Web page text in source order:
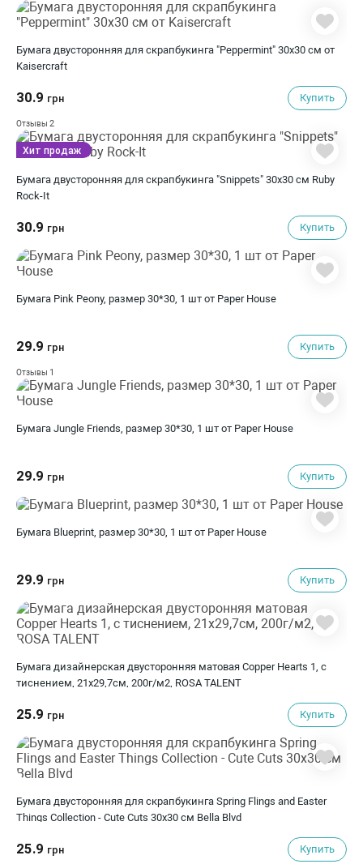
Бумага двусторонняя для скрапбукинга "Peppermint" 30х30 см от
Kaisercraft
30.9 грн Купить
Отзывы 2
Бумага двусторонняя для скрапбукинга "Snippets" 30х30 см Ruby
Rock-It
30.9 грн Купить
Хит продаж
Бумага Pink Peony, размер 30*30, 1 шт от Paper House
29.9 грн Купить
Отзывы 1
Бумага Jungle Friends, размер 30*30, 1 шт от Paper House
29.9 грн Купить
Бумага Blueprint, размер 30*30, 1 шт от Paper House
29.9 грн Купить
Бумага дизайнерская двусторонняя матовая Copper Hearts 1, с
тиснением, 21х29,7см, 200г/м2, ROSA TALENT
25.9 грн Купить
Бумага двусторонняя для скрапбукинга Spring Flings and Easter
Things Collection - Cute Cuts 30х30 см Bella Blvd
25.9 грн Купить